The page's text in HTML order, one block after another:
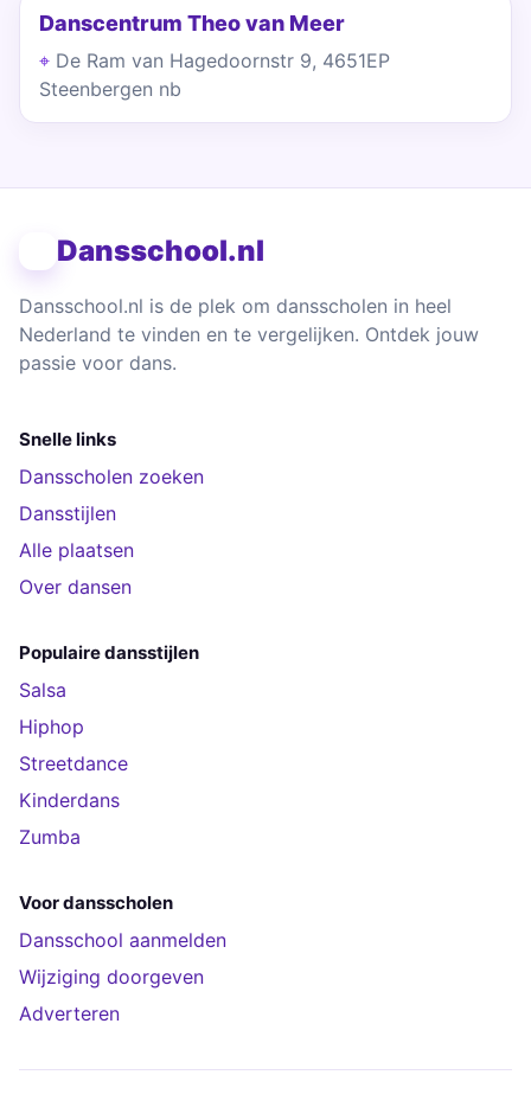
Danscentrum Theo van Meer
De Ram van Hagedoornstr 9, 4651EP
Steenbergen nb
Dansschool.nl
Dansschool.nl is de plek om dansscholen in heel
Nederland te vinden en te vergelijken. Ontdek jouw
passie voor dans.
Snelle links
Dansscholen zoeken
Dansstijlen
Alle plaatsen
Over dansen
Populaire dansstijlen
Salsa
Hiphop
Streetdance
Kinderdans
Zumba
Voor dansscholen
Dansschool aanmelden
Wijziging doorgeven
Adverteren